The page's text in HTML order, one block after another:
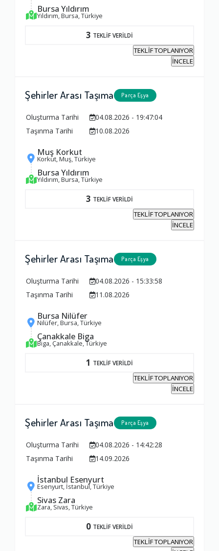
Bursa Yıldırım
Yıldırım, Bursa, Türkiye
3 TEKLİF VERİLDİ
TEKLİF TOPLANIYOR
İNCELE
Şehirler Arası Taşıma Parça Eşya
Oluşturma Tarihi
04.08.2026 - 19:47:04
Taşınma Tarihi
10.08.2026
Muş Korkut
Korkut, Muş, Türkiye
Bursa Yıldırım
Yıldırım, Bursa, Türkiye
3 TEKLİF VERİLDİ
TEKLİF TOPLANIYOR
İNCELE
Şehirler Arası Taşıma Parça Eşya
Oluşturma Tarihi
04.08.2026 - 15:33:58
Taşınma Tarihi
11.08.2026
Bursa Nilüfer
Nilüfer, Bursa, Türkiye
Çanakkale Biga
Biga, Çanakkale, Türkiye
1 TEKLİF VERİLDİ
TEKLİF TOPLANIYOR
İNCELE
Şehirler Arası Taşıma Parça Eşya
Oluşturma Tarihi
04.08.2026 - 14:42:28
Taşınma Tarihi
14.09.2026
İstanbul Esenyurt
Esenyurt, İstanbul, Türkiye
Sivas Zara
Zara, Sivas, Türkiye
0 TEKLİF VERİLDİ
TEKLİF TOPLANIYOR
Fiyatlandırma Dengesi
1.0